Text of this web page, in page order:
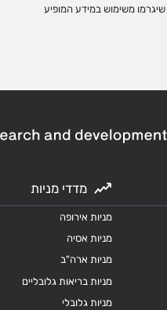
משימוש במידע המופיע
מדדי מניות
מניות אירופה
מניות אסיה
מניות ארה"ב
מניות בריאות גלובליים
מניות גלובלי